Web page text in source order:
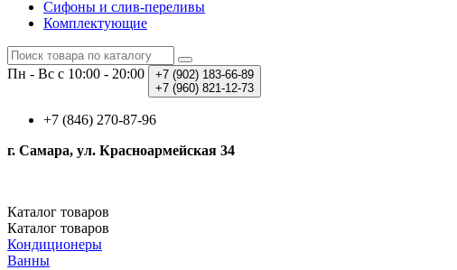
Сифоны и слив-переливы
Комплектующие
Пн - Вс с 10:00 - 20:00 +7 (902) 183-66-89
+7 (960) 821-12-73
+7 (846) 270-87-96
г. Самара, ул. Красноармейская 34
Каталог товаров
Каталог товаров
Кондиционеры
Ванны